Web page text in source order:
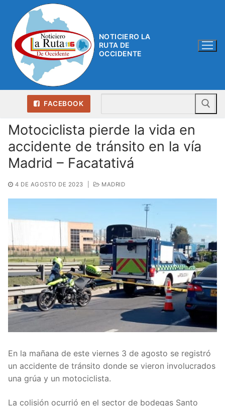
contenido
NOTICIERO LA
RUTA DE
OCCIDENTE
FACEBOOK
Motociclista pierde la vida en
accidente de tránsito en la vía
Madrid – Facatativá
4 DE AGOSTO DE 2023 MADRID
En la mañana de este viernes 3 de agosto se registró
un accidente de tránsito donde se vieron involucrados
una grúa y un motociclista.
La colisión ocurrió en el sector de bodegas Santo